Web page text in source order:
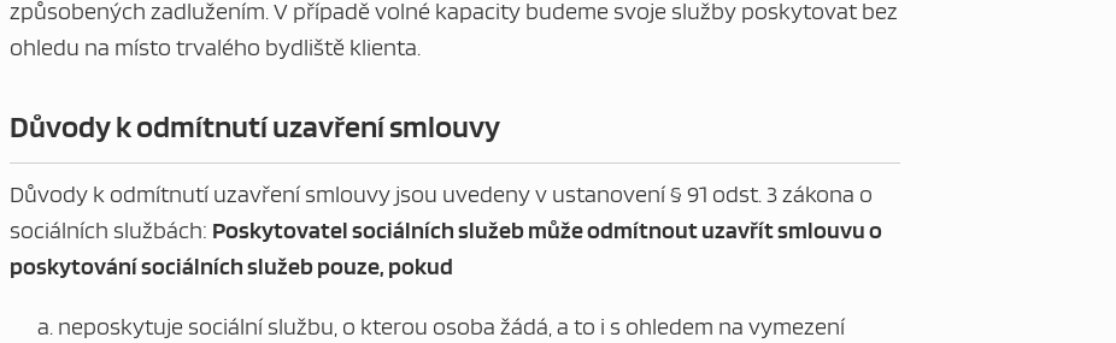
způsobených zadlužením. V případě volné kapacity budeme svoje služby poskytovat bez
ohledu na místo trvalého bydliště klienta.
Důvody k odmítnutí uzavření smlouvy
Důvody k odmítnutí uzavření smlouvy jsou uvedeny v ustanovení § 91 odst. 3 zákona o
sociálních službách: Poskytovatel sociálních služeb může odmítnout uzavřít smlouvu o
poskytování sociálních služeb pouze, pokud
neposkytuje sociální službu, o kterou osoba žádá, a to i s ohledem na vymezení